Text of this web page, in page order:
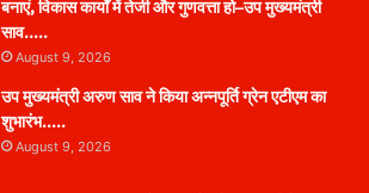
बनाएं, विकास कार्यों में तेजी और गुणवत्ता हो–उप मुख्यमंत्री
साव…..
August 9, 2026
उप मुख्यमंत्री अरुण साव ने किया अन्नपूर्ति ग्रेन एटीएम का
शुभारंभ…..
August 9, 2026